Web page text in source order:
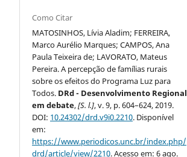
Como Citar
MATOSINHOS, Lívia Aladim; FERREIRA,
Marco Aurélio Marques; CAMPOS, Ana
Paula Teixeira de; LAVORATO, Mateus
Pereira. A percepção de famílias rurais
sobre os efeitos do Programa Luz para
Todos. DRd - Desenvolvimento Regional
em debate,[S. l.], v. 9, p. 604–624, 2019.
DOI: 10.24302/drd.v9i0.2210. Disponível
em:
https://www.periodicos.unc.br/index.php/
drd/article/view/2210. Acesso em: 6 ago.